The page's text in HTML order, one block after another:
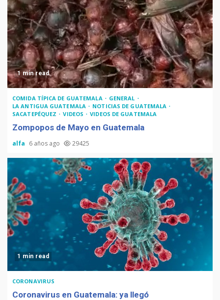
1 min read
COMIDA TÍPICA DE GUATEMALA
GENERAL
LA ANTIGUA GUATEMALA
NOTICIAS DE GUATEMALA
SACATEPÉQUEZ
VIDEOS VIDEOS DE GUATEMALA
Zompopos de Mayo en Guatemala
alfa 6 años ago 29425
1 min read
CORONAVIRUS
Coronavirus en Guatemala: ya llegó